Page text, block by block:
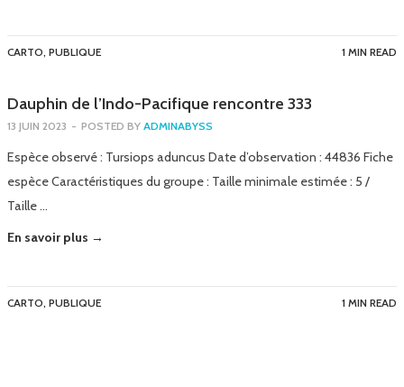
CARTO, PUBLIQUE 1 MIN READ
Dauphin de l’Indo-Pacifique rencontre 333
13 JUIN 2023 - POSTED BY ADMINABYSS
Espèce observé : Tursiops aduncus Date d’observation : 44836 Fiche
espèce Caractéristiques du groupe : Taille minimale estimée : 5 /
Taille …
En savoir plus →
CARTO, PUBLIQUE 1 MIN READ